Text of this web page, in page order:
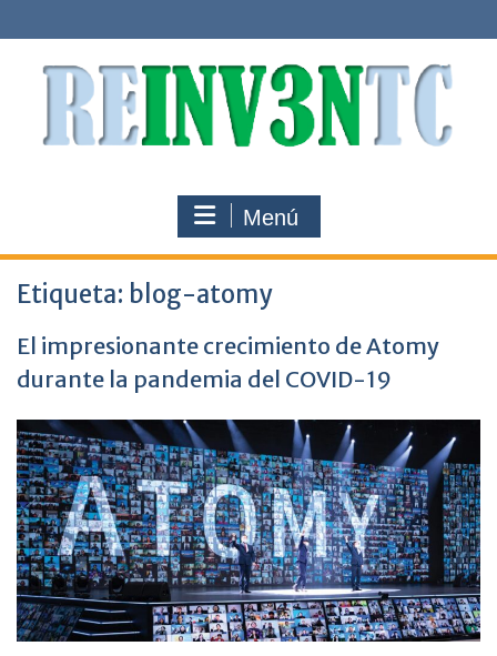
al
Menú
Etiqueta: blog-atomy
El impresionante crecimiento de Atomy
durante la pandemia del COVID-19